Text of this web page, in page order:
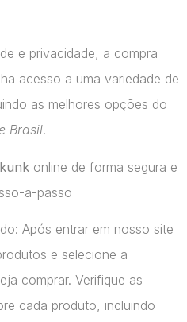
e privacidade, a compra
acesso a uma variedade de
as melhores opções do
Brasil.
online de forma segura e
a-passo
Após entrar em nosso site
e selecione a
comprar. Verifique as
cada produto, incluindo